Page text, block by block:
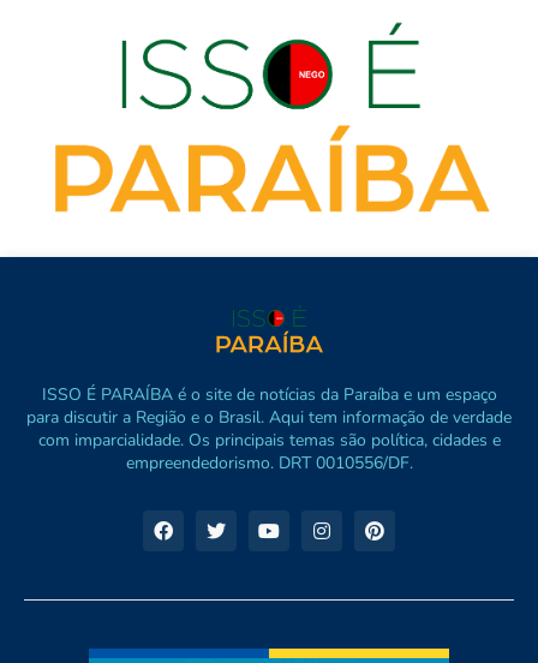
ISSO É PARAÍBA é o site de notícias da Paraíba e um espaço
para discutir a Região e o Brasil. Aqui tem informação de verdade
com imparcialidade. Os principais temas são política, cidades e
empreendedorismo. DRT 0010556/DF.